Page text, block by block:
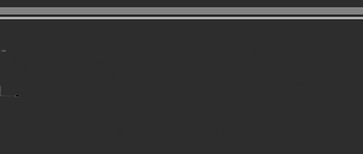
​Ensemble FLOTT